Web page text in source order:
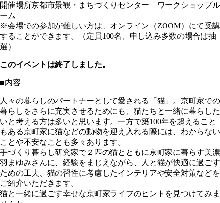
開催場所京都市景観・まちづくりセンター ワークショップル
ーム
※会場での参加が難しい方は、オンライン（ZOOM）にて受講
することができます。（定員100名、申し込み多数の場合は抽
選）
このイベントは終了しました。
■内容
人々の暮らしのパートナーとして愛される「猫」。京町家での
暮らしをさらに充実させるためにも、猫たちと一緒に暮らした
いと考える方は多いと思います。一方で築100年を超えること
もある京町家に猫などの動物を迎え入れる際には、わからない
ことや不安なことも多々あります。
手づくり暮らし研究家で２匹の猫とともに京町家に暮らす美濃
羽まゆみさんに、経験をまじえながら、人と猫が快適に過ごす
ための工夫、猫の習性に考慮したインテリアや安全対策などを
ご紹介いただきます。
猫と一緒に過ごす幸せな京町家ライフのヒントを見つけてみま